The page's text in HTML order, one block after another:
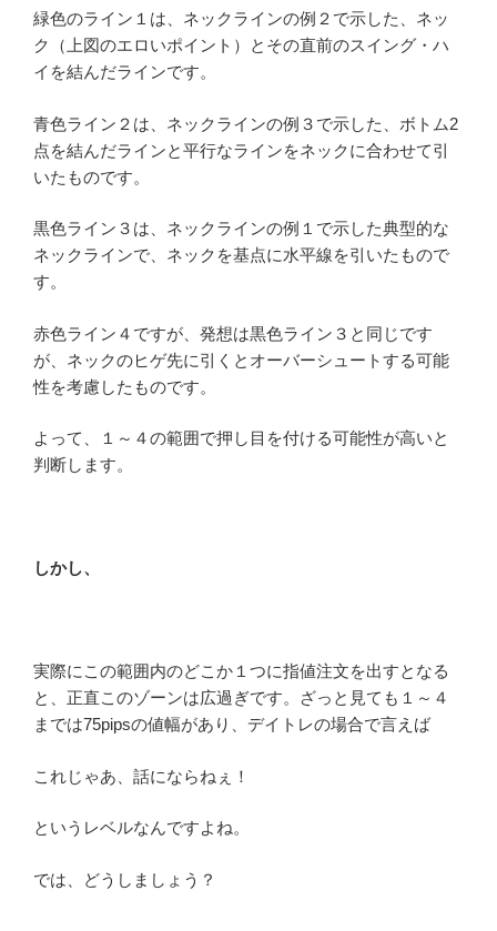
緑色のライン１は、ネックラインの例２で示した、ネッ
ク（上図のエロいポイント）とその直前のスイング・ハ
イを結んだラインです。
青色ライン２は、ネックラインの例３で示した、ボトム2
点を結んだラインと平行なラインをネックに合わせて引
いたものです。
黒色ライン３は、ネックラインの例１で示した典型的な
ネックラインで、ネックを基点に水平線を引いたもので
す。
赤色ライン４ですが、発想は黒色ライン３と同じです
が、ネックのヒゲ先に引くとオーバーシュートする可能
性を考慮したものです。
よって、１～４の範囲で押し目を付ける可能性が高いと
判断します。
しかし、
実際にこの範囲内のどこか１つに指値注文を出すとなる
と、正直このゾーンは広過ぎです。ざっと見ても１～４
までは75pipsの値幅があり、デイトレの場合で言えば
これじゃあ、話にならねぇ！
というレベルなんですよね。
では、どうしましょう？